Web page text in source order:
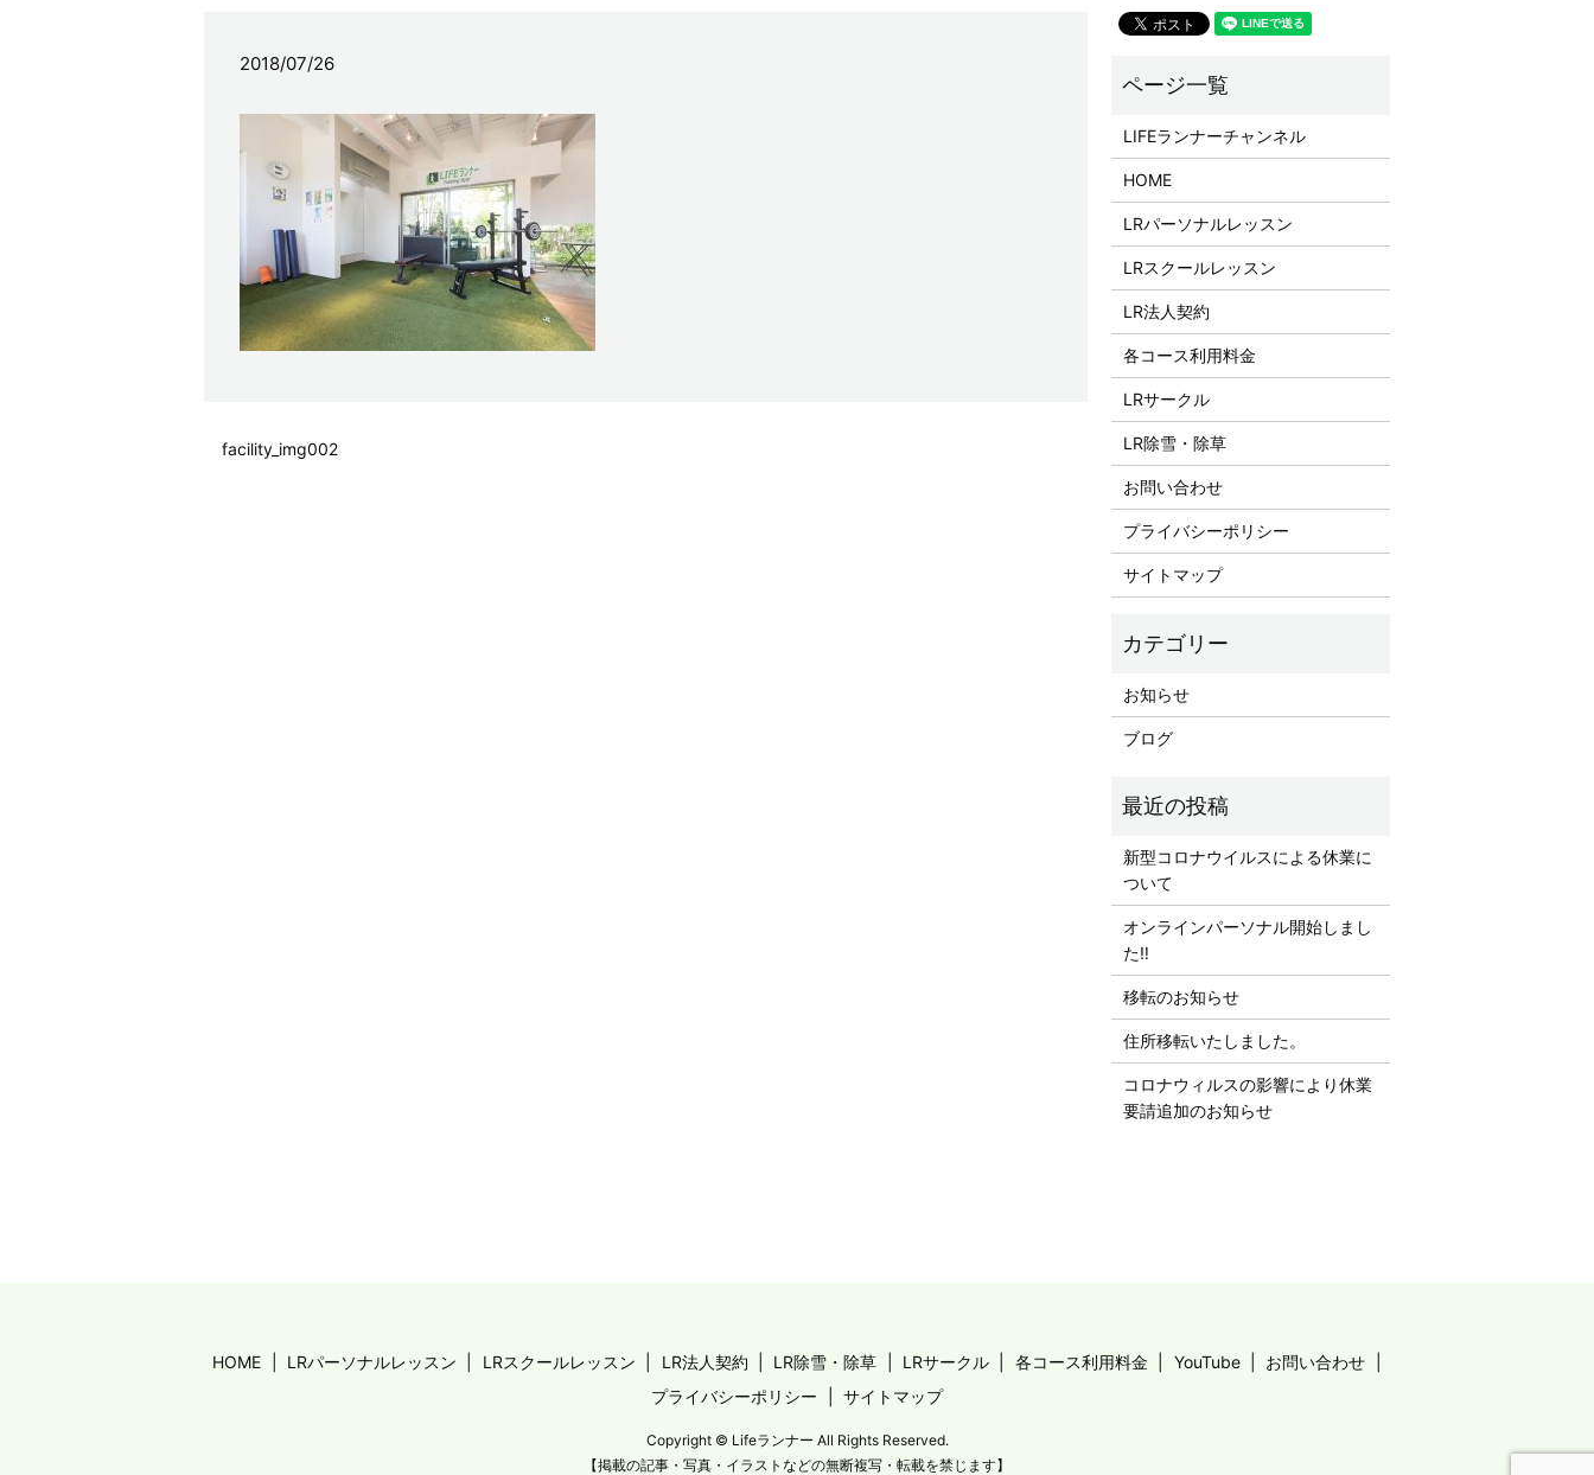
2018/07/26
facility_img002
LIFEランナーチャンネル
HOME
LRパーソナルレッスン
LRスクールレッスン
LR法人契約
各コース利用料金
LRサークル
LR除雪・除草
お問い合わせ
プライバシーポリシー
サイトマップ
お知らせ
ブログ
新型コロナウイルスによる休業に
ついて
オンラインパーソナル開始しまし
た‼︎
移転のお知らせ
住所移転いたしました。
コロナウィルスの影響により休業
要請追加のお知らせ
HOME LRパーソナルレッスン LRスクールレッスン LR法人契約 LR除雪・除草 LRサークル 各コース利用料金 YouTube
お問い合わせ
プライバシーポリシー
サイトマップ
Copyright © Lifeランナー All Rights Reserved.
【掲載の記事・写真・イラストなどの無断複写・転載を禁じます】